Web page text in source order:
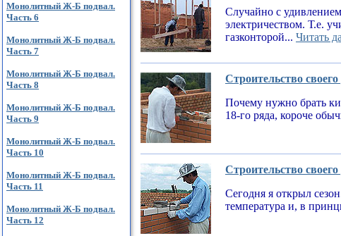
Монолитный Ж-Б подвал.
Часть 6
Монолитный Ж-Б подвал.
Часть 7
Монолитный Ж-Б подвал.
Часть 8
Монолитный Ж-Б подвал.
Часть 9
Монолитный Ж-Б подвал.
Часть 10
Монолитный Ж-Б подвал.
Часть 11
Монолитный Ж-Б подвал.
Часть 12
Случайно с
электричеством. Т.е.
газконторой... Читать
Строительство
Почему нужно брать
18-го ряда, короче
Строительство
Сегодня я открыл
температура и, в